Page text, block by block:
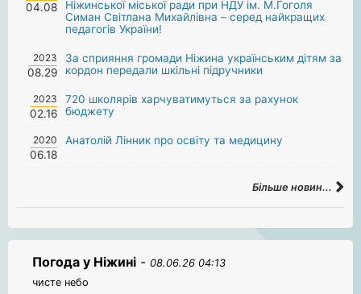
04.08
Ніжинської міської ради при НДУ ім. М.Гоголя
Симан Світлана Михайлівна – серед найкращих
педагогів України!
2023
08.29
За сприяння громади Ніжина українським дітям за
кордон передали шкільні підручники
2023
02.16
720 школярів харчуватимуться за рахунок
бюджету
2020
06.18
Анатолій Лінник про освіту та медицину
Більше новин...
Погода у Ніжині - 08.06.26 04:13
чисте небо